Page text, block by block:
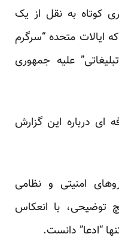
کوتاه به نقل از یک
ایالات متحده “سرگرم
علیه جمهوری
ای درباره این گزارش
امنیتی و نظامی
توضیحی، با انعکاس
“ادعا” دانست.